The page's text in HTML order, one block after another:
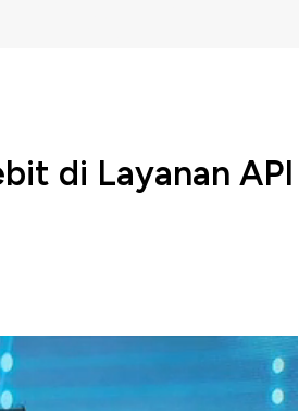
di Layanan API
Week "Menyongsong Indonesia
ekonomi digital sebagai sumber